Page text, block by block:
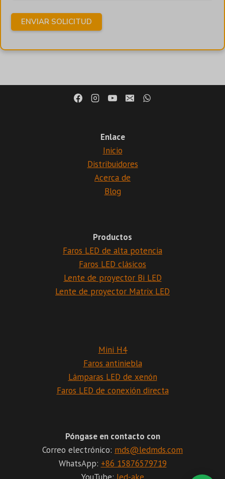
Enlace
Inicio
Distribuidores
Acerca de
Blog
Productos
Faros LED de alta potencia
Faros LED clásicos
Lente de proyector Bi LED
Lente de proyector Matrix LED
Mini H4
Faros antiniebla
Lámparas LED de xenón
Faros LED de conexión directa
Póngase en contacto con
Correo electrónico: mds@ledmds.com
WhatsApp: +86 15876579719